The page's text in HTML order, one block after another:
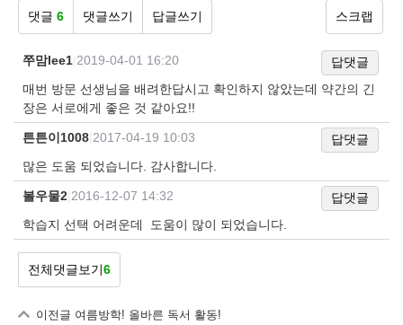
댓글 6 댓글쓰기 답글쓰기 스크랩
쭈맘lee1 2019-04-01 16:20
답댓글
매번 방문 선생님을 배려한답시고 확인하지 않았는데 약간의 긴
장은 서로에게 좋은 것 같아요!!
튼튼이1008 2017-04-19 10:03
답댓글
많은 도움 되었습니다. 감사합니다.
볼우물2 2016-12-07 14:32
답댓글
학습지 선택 어려운데 도움이 많이 되었습니다.
전체댓글보기6
이전글 여름방학! 올바른 독서 활동!